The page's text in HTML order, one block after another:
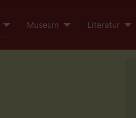
Museum Literatur